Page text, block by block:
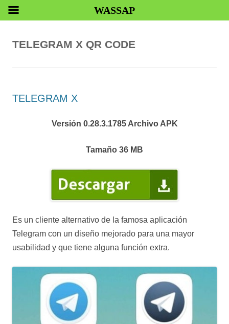
TELEGRAM X QR CODE
TELEGRAM X
Versión 0.28.3.1785 Archivo APK
Tamaño 36 MB
Es un cliente alternativo de la famosa aplicación
Telegram con un diseño mejorado para una mayor
usabilidad y que tiene alguna función extra.
WASSAP